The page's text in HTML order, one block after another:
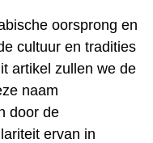
oorsprong en
cultuur en tradities
artikel zullen we de
naam
door de
ervan in